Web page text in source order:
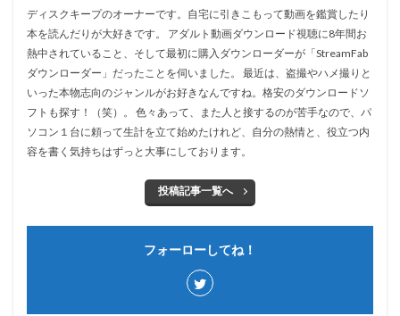
ディスクキープのオーナーです。自宅に引きこもって動画を鑑賞したり
本を読んだりが大好きです。 アダルト動画ダウンロード視聴に8年間お
熱中されていること、そして最初に購入ダウンローダーが「StreamFab
ダウンローダー」だったことを伺いました。 最近は、盗撮やハメ撮りと
いった本物志向のジャンルがお好きなんですね。格安のダウンロードソ
フトも探す！（笑）。 色々あって、また人と接するのが苦手なので、パ
ソコン１台に頼って生計を立て始めたけれど、自分の熱情と、役立つ内
容を書く気持ちはずっと大事にしております。
投稿記事一覧へ
フォーローしてね！